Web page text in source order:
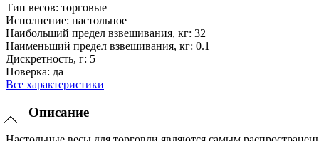
Тип весов: торговые
Исполнение: настольное
Наибольший предел взвешивания, кг: 32
Наименьший предел взвешивания, кг: 0.1
Дискретность, г: 5
Поверка: да
Все характеристики
Описание